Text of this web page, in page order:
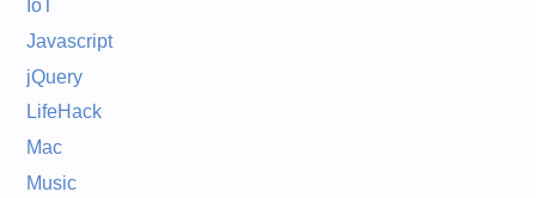
IoT
Javascript
jQuery
LifeHack
Mac
Music